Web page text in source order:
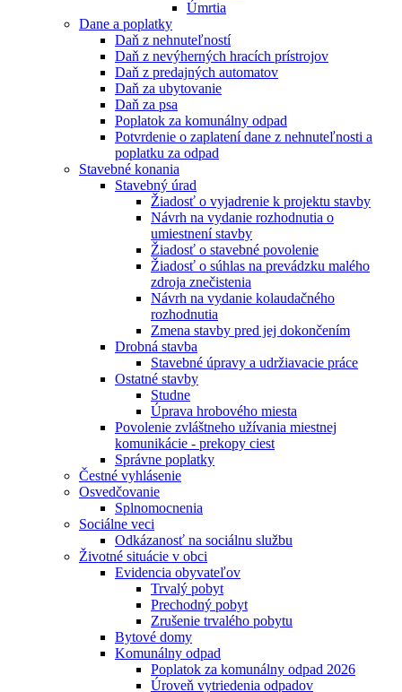
Úmrtia
Dane a poplatky
Daň z nehnuteľností
Daň z nevýherných hracích prístrojov
Daň z predajných automatov
Daň za ubytovanie
Daň za psa
Poplatok za komunálny odpad
Potvrdenie o zaplatení dane z nehnuteľnosti a
poplatku za odpad
Stavebné konania
Stavebný úrad
Žiadosť o vyjadrenie k projektu stavby
Návrh na vydanie rozhodnutia o
umiestnení stavby
Žiadosť o stavebné povolenie
Žiadosť o súhlas na prevádzku malého
zdroja znečistenia
Návrh na vydanie kolaudačného
rozhodnutia
Zmena stavby pred jej dokončením
Drobná stavba
Stavebné úpravy a udržiavacie práce
Ostatné stavby
Studne
Úprava hrobového miesta
Povolenie zvláštneho užívania miestnej
komunikácie - prekopy ciest
Správne poplatky
Čestné vyhlásenie
Osvedčovanie
Splnomocnenia
Sociálne veci
Odkázanosť na sociálnu službu
Životné situácie v obci
Evidencia obyvateľov
Trvalý pobyt
Prechodný pobyt
Zrušenie trvalého pobytu
Bytové domy
Komunálny odpad
Poplatok za komunálny odpad 2026
Úroveň vytriedenia odpadov